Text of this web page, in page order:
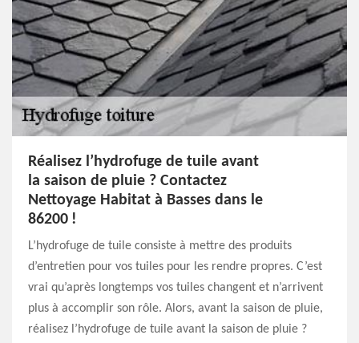
Réalisez l’hydrofuge de tuile avant
la saison de pluie ? Contactez
Nettoyage Habitat à Basses dans le
86200 !
L’hydrofuge de tuile consiste à mettre des produits
d’entretien pour vos tuiles pour les rendre propres. C’est
vrai qu’après longtemps vos tuiles changent et n’arrivent
plus à accomplir son rôle. Alors, avant la saison de pluie,
réalisez l’hydrofuge de tuile avant la saison de pluie ?